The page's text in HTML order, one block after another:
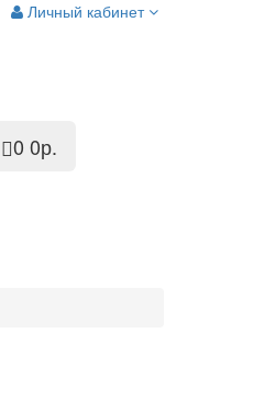
Личный кабинет
0 0р.